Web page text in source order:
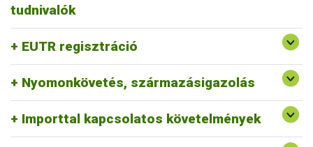
tudnivalók
EUTR regisztráció
Nyomonkövetés, származásigazolás
Importtal kapcsolatos követelmények
kérelemmel?
Erre a vonatkozó jogszabályi környezet alapján nincs
lehetőség.